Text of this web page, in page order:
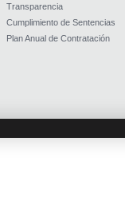
Transparencia
Cumplimiento de Sentencias
Plan Anual de Contratación